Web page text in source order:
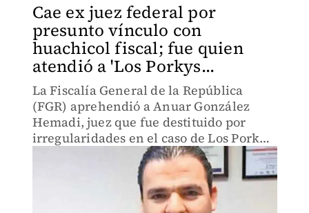
Cae ex juez federal por
presunto vínculo con
huachicol fiscal; fue quien
atendió a 'Los Porkys...
La Fiscalía General de la República
(FGR) aprehendió a Anuar González
Hemadi, juez que fue destituido por
irregularidades en el caso de Los Porkys
y que, presuntamente, estaría ligado con
el caso de huachicol fiscal.